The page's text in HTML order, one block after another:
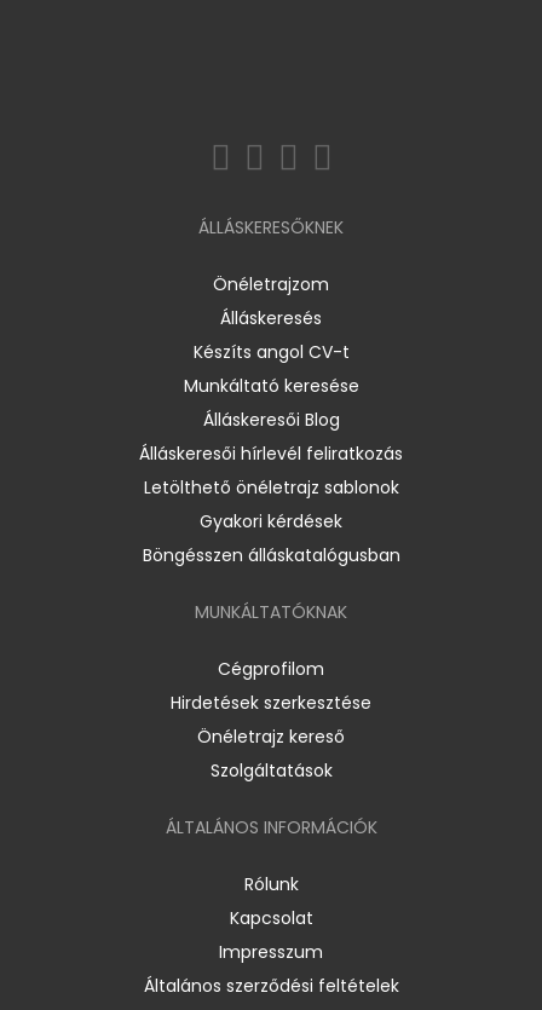
ÁLLÁSKERESŐKNEK
Önéletrajzom
Álláskeresés
Készíts angol CV-t
Munkáltató keresése
Álláskeresői Blog
Álláskeresői hírlevél feliratkozás
Letölthető önéletrajz sablonok
Gyakori kérdések
Böngésszen álláskatalógusban
MUNKÁLTATÓKNAK
Cégprofilom
Hirdetések szerkesztése
Önéletrajz kereső
Szolgáltatások
ÁLTALÁNOS INFORMÁCIÓK
Rólunk
Kapcsolat
Impresszum
Általános szerződési feltételek